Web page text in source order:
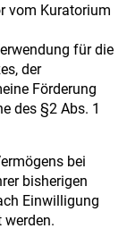
vom Kuratorium
für die
der
Förderung
des §2 Abs. 1
bei
bisherigen
Einwilligung